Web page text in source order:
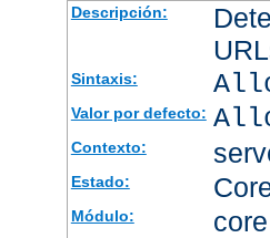
Descripción:
Sintaxis:
Valor por defecto:
Contexto:
Estado:
Módulo: core